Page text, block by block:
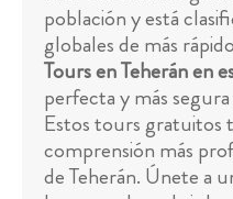
población y está
globales de más
Tours en Teherán en
perfecta y más
Estos tours gratuitos
comprensión más
de Teherán. Únete a